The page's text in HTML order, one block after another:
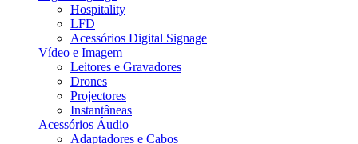
Hospitality
LFD
Acessórios Digital Signage
Vídeo e Imagem
Leitores e Gravadores
Drones
Projectores
Instantâneas
Acessórios Áudio
Adaptadores e Cabos